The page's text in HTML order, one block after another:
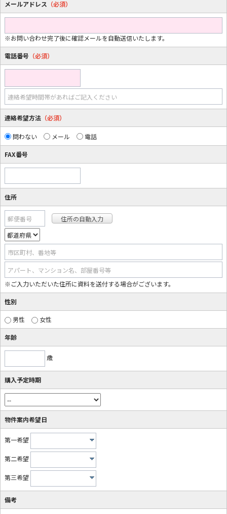
メールアドレス （必須）
※お問い合わせ完了後に確認メールを自動送信いたします。
電話番号 （必須）
連絡希望時間帯があればご記入ください
連絡希望方法 （必須）
問わない メール 電話
FAX番号
住所
郵便番号
市区町村、番地等
アパート、マンション名、部屋番号等
※ご入力いただいた住所に資料を送付する場合がございます。
性別
男性 女性
年齢
歳
購入予定時期
物件案内希望日
第一希望
第二希望
第三希望
備考